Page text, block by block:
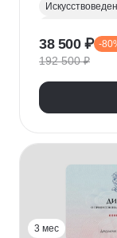
Юридические
38 500 ₽ -
192 500 ₽
3 мес